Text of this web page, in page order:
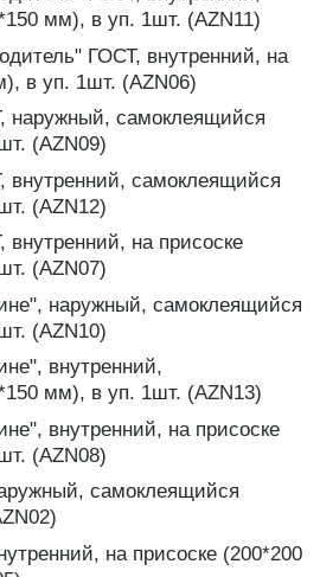
мм), в уп. 1шт. (AZN11)
ГОСТ, внутренний, на
в уп. 1шт. (AZN06)
наружный, самоклеящийся
(AZN09)
внутренний, самоклеящийся
(AZN12)
на присоске
(AZN07)
наружный, самоклеящийся
(AZN10)
внутренний,
мм), в уп. 1шт. (AZN13)
внутренний, на присоске
(AZN08)
самоклеящийся
на присоске (200*200